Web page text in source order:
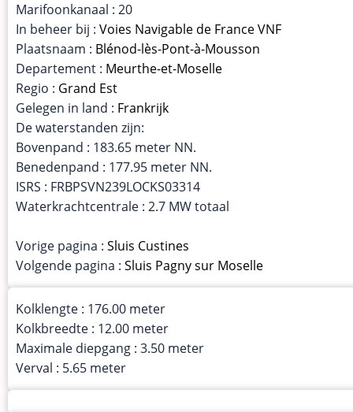
Marifoonkanaal : 20
In beheer bij : Voies Navigable de France VNF
Plaatsnaam : Blénod-lès-Pont-à-Mousson
Departement : Meurthe-et-Moselle
Regio : Grand Est
Gelegen in land : Frankrijk
De waterstanden zijn:
Bovenpand : 183.65 meter NN.
Benedenpand : 177.95 meter NN.
ISRS : FRBPSVN239LOCKS03314
Waterkrachtcentrale : 2.7 MW totaal
Vorige pagina : Sluis Custines
Volgende pagina : Sluis Pagny sur Moselle
Kolklengte : 176.00 meter
Kolkbreedte : 12.00 meter
Maximale diepgang : 3.50 meter
Verval : 5.65 meter